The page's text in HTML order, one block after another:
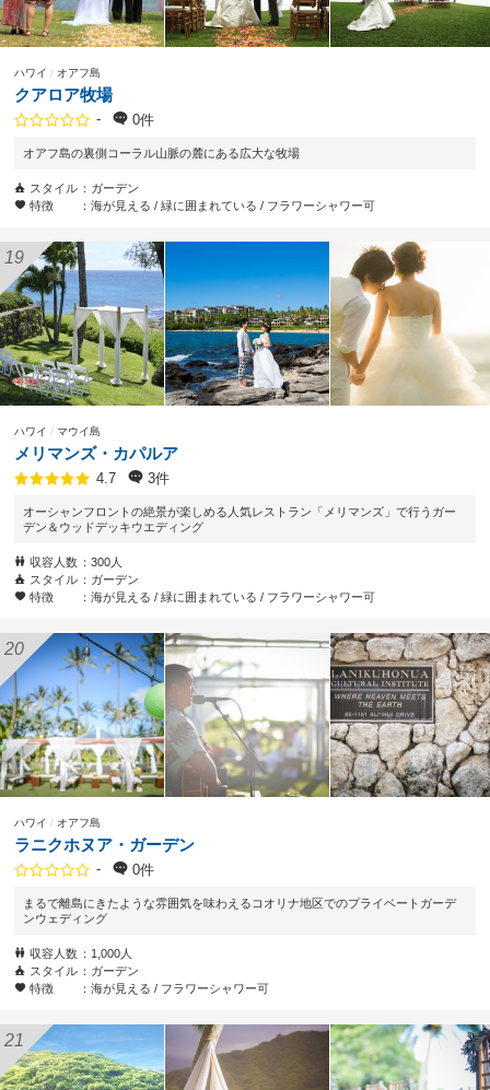
ハワイ オアフ島
クアロア牧場
- 0件
オアフ島の裏側コーラル山脈の麓にある広大な牧場
スタイル
ガーデン
特徴
海が見える 緑に囲まれている フラワーシャワー可
ハワイ マウイ島
メリマンズ・カパルア
4.7 3件
オーシャンフロントの絶景が楽しめる人気レストラン「メリマンズ」で行うガー
デン＆ウッドデッキウエディング
収容人数
300人
スタイル
ガーデン
特徴
海が見える 緑に囲まれている フラワーシャワー可
ハワイ オアフ島
ラニクホヌア・ガーデン
- 0件
まるで離島にきたような雰囲気を味わえるコオリナ地区でのプライベートガーデ
ンウェディング
収容人数
1,000人
スタイル
ガーデン
特徴
海が見える フラワーシャワー可